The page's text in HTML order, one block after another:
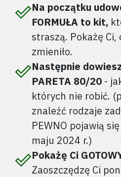
Na początku
FORMUŁA to kit,
straszą. Pokażę Ci,
zmieniło.
Następnie
PARETA 80/20-
których nie robić.
znaleźć rodzaje
PEWNO pojawią
maju 2024 r.)
Pokażę Ci
Zaoszczędzę Ci